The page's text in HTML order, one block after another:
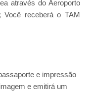
através do Aeroporto
Você receberá o TAM
e impressão
e emitirá um